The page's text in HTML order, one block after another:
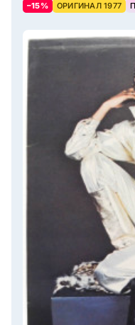
–15% ОРИГИНАЛ 1977